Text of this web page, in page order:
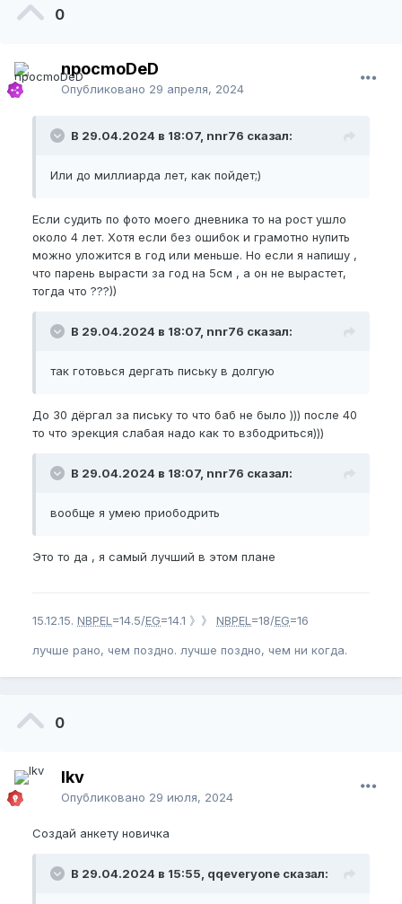
0
npocmoDeD
Опубликовано 29 апреля, 2024
В 29.04.2024 в 18:07, nnr76 сказал:
Или до миллиарда лет, как пойдет;)
Если судить по фото моего дневника то на рост ушло
около 4 лет. Хотя если без ошибок и грамотно нупить
можно уложится в год или меньше. Но если я напишу ,
что парень вырасти за год на 5см , а он не вырастет,
тогда что ???))
В 29.04.2024 в 18:07, nnr76 сказал:
так готовься дергать письку в долгую
До 30 дёргал за письку то что баб не было ))) после 40
то что эрекция слабая надо как то взбодриться)))
В 29.04.2024 в 18:07, nnr76 сказал:
вообще я умею приободрить
Это то да , я самый лучший в этом плане
15.12.15. NBPEL =14.5/EG=14.1 》》 NBPEL =18/EG=16
лучше рано, чем поздно. лучше поздно, чем ни когда.
0
lkv
Опубликовано 29 июля, 2024
Создай анкету новичка
В 29.04.2024 в 15:55, qqeveryone сказал: